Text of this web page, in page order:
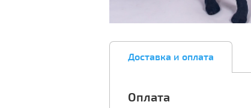
Доставка и оплата
Оплата